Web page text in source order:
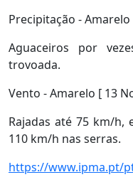
Precipitação - Amarelo
Aguaceiros por
trovoada.
Vento - Amarelo [ 13
Rajadas até 75 km/h,
110 km/h nas serras.
https://www.ipma.pt/